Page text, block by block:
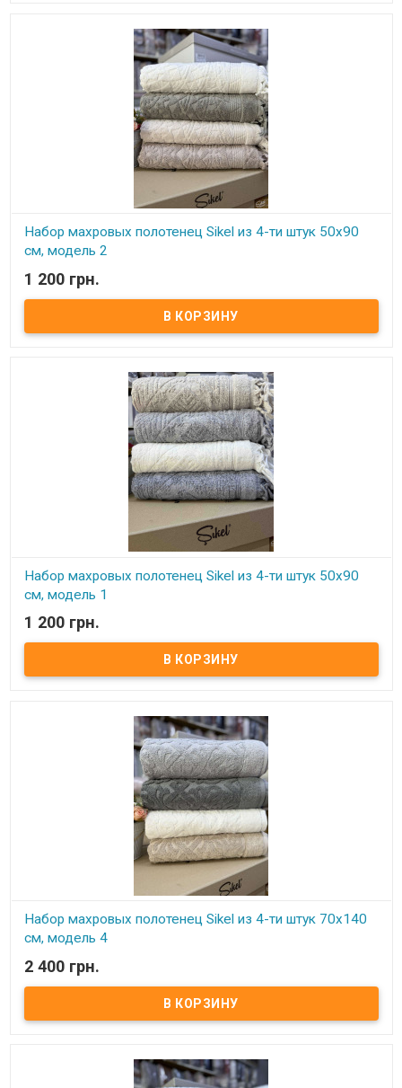
Набор махровых полотенец Sikel из 4-ти штук 50х90
см, модель 2
В наличии
Набор махровых полотенец Sikel из 4 штук 50х90 см
Комплектность: 50х90 см (4 шт. ) Состав: махра (100% хлопок).
Плотность: 550 г.м.кв. Упаковка: ПВХ Производитель: Sikel
1 200 грн.
Набор махровых полотенец Sikel из 4-ти штук 50х90
см, модель 1
В наличии
Набор махровых полотенец Sikel из 4 штук 50х90 см
Комплектность: 50х90 см (4 шт. ) Состав: махра (100% хлопок).
Плотность: 550 г.м.кв. Упаковка: ПВХ Производитель: Sikel
1 200 грн.
Набор махровых полотенец Sikel из 4-ти штук 70х140
см, модель 4
В наличии
Набор махровых полотенец Sikel из 4 штук 70х140 см
Комплектность: 70х140 см (4 шт. ) Состав: махра (100% хлопок).
Плотность: 550 г.м.кв. Упаковка: ПВХ Производитель: Sikel
2 400 грн.